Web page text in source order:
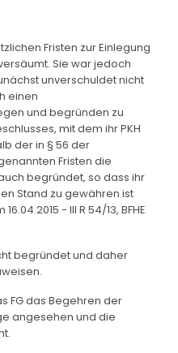
Fristen zur Einlegung
Sie war jedoch
unverschuldet nicht
einen
und begründen zu
mit dem ihr PKH
der in § 56 der
Fristen die
begründet, so dass ihr
Stand zu gewähren ist
- III R 54/13, BFHE
begründet und daher
FG das Begehren der
angesehen und die